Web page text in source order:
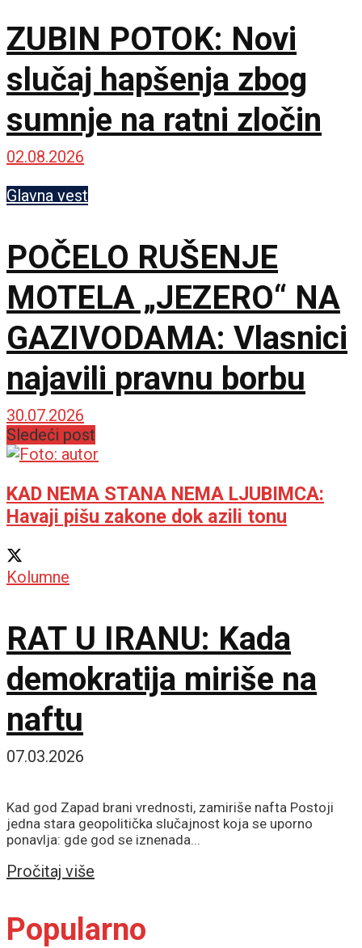
ZUBIN POTOK: Novi
slučaj hapšenja zbog
sumnje na ratni zločin
02.08.2026
Glavna vest
POČELO RUŠENJE
MOTELA „JEZERO“ NA
GAZIVODAMA: Vlasnici
najavili pravnu borbu
30.07.2026
Sledeći post
KAD NEMA STANA NEMA LJUBIMCA:
Havaji pišu zakone dok azili tonu
Kolumne
RAT U IRANU: Kada
demokratija miriše na
naftu
07.03.2026
Kad god Zapad brani vrednosti, zamiriše nafta Postoji
jedna stara geopolitička slučajnost koja se uporno
ponavlja: gde god se iznenada...
Pročitaj više
Popularno